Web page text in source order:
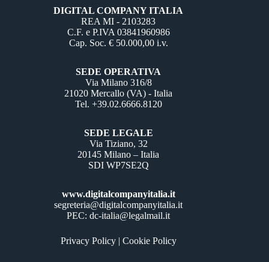
DIGITAL COMPANY ITALIA
REA MI - 2103283
C.F. e P.IVA 03841960986
Cap. Soc. € 50.000,00 i.v.
SEDE OPERATIVA
Via Milano 316/8
21020 Mercallo (VA) - Italia
Tel. +39.02.6666.8120
SEDE LEGALE
Via Tiziano, 32
20145 Milano – Italia
SDI WP7SE2Q
www.digitalcompanyitalia.it
segreteria@digitalcompanyitalia.it
PEC: dc-italia@legalmail.it
Privacy Policy| Cookie Policy